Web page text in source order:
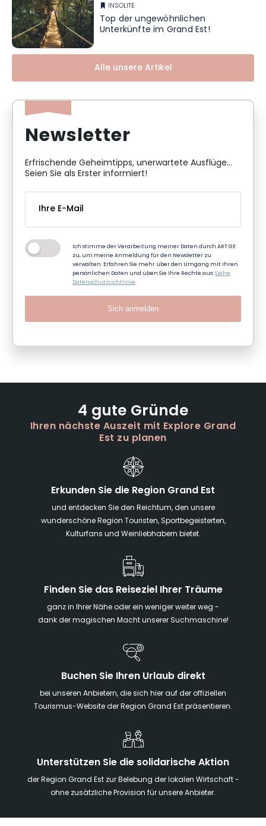
INSOLITE
Top der ungewöhnlichen
Unterkünfte im Grand Est!
Alle unsere Artikel
Newsletter
Erfrischende Geheimtipps, unerwartete Ausflüge...
Seien Sie als Erster informiert!
Ich stimme der Verarbeitung meiner Daten durch ART GE
zu, um meine Anmeldung für den Newsletter zu
verwalten. Erfahren Sie mehr über den Umgang mit Ihren
persönlichen Daten und üben Sie Ihre Rechte aus:Siehe
Datenschutzrichtlinie.
Sich anmelden
4 gute Gründe
Ihren nächste Auszeit mit Explore Grand
Est zu planen
Erkunden Sie die Region Grand Est
und entdecken Sie den Reichtum, den unsere
wunderschöne Region Touristen, Sportbegeisterten,
Kulturfans und Weinliebhabern bietet.
Finden Sie das Reiseziel Ihrer Träume
ganz in Ihrer Nähe oder ein weniger weiter weg -
dank der magischen Macht unserer Suchmaschine!
Buchen Sie Ihren Urlaub direkt
bei unseren Anbietern, die sich hier auf der offiziellen
Tourismus-Website der Region Grand Est präsentieren.
Unterstützen Sie die solidarische Aktion
der Region Grand Est zur Belebung der lokalen Wirtschaft -
ohne zusätzliche Provision für unsere Anbieter.